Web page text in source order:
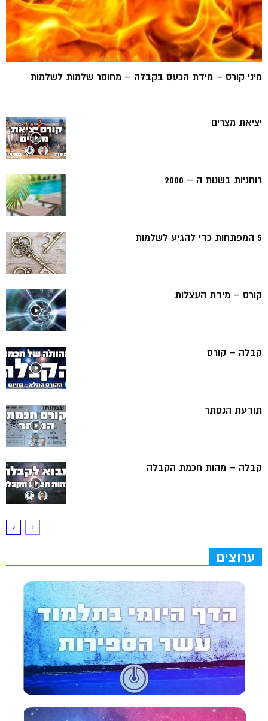
מיני קורס – מידת הכעס בקבלה – מחוסר שלמות לשלמות
יציאת מצרים
רוחניות בשנות ה – 2000
5 המפתחות כדי להגיע לשלמות
קורס – מידת העצלות
קבלה – קורס
תודעת הנסתר
קבלה – מהות חכמת הקבלה
ערוצים